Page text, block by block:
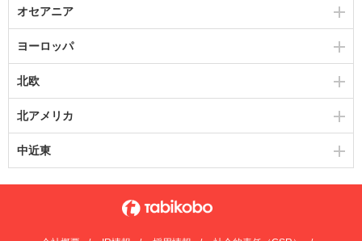
オセアニア
ヨーロッパ
北欧
北アメリカ
中近東